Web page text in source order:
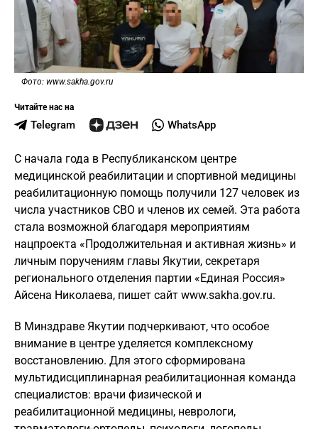
Фото: www.sakha.gov.ru
Читайте нас на
Telegram WhatsApp
С начала года в Республиканском центре
медицинской реабилитации и спортивной медицины
реабилитационную помощь получили 127 человек из
числа участников СВО и членов их семей. Эта работа
стала возможной благодаря мероприятиям
нацпроекта «Продолжительная и активная жизнь» и
личным поручениям главы Якутии, секретаря
регионального отделения партии «Единая Россия»
Айсена Николаева, пишет сайт www.sakha.gov.ru.
В Минздраве Якутии подчеркивают, что особое
внимание в центре уделяется комплексному
восстановлению. Для этого сформирована
мультидисциплинарная реабилитационная команда
специалистов: врачи физической и
реабилитационной медицины, неврологи,